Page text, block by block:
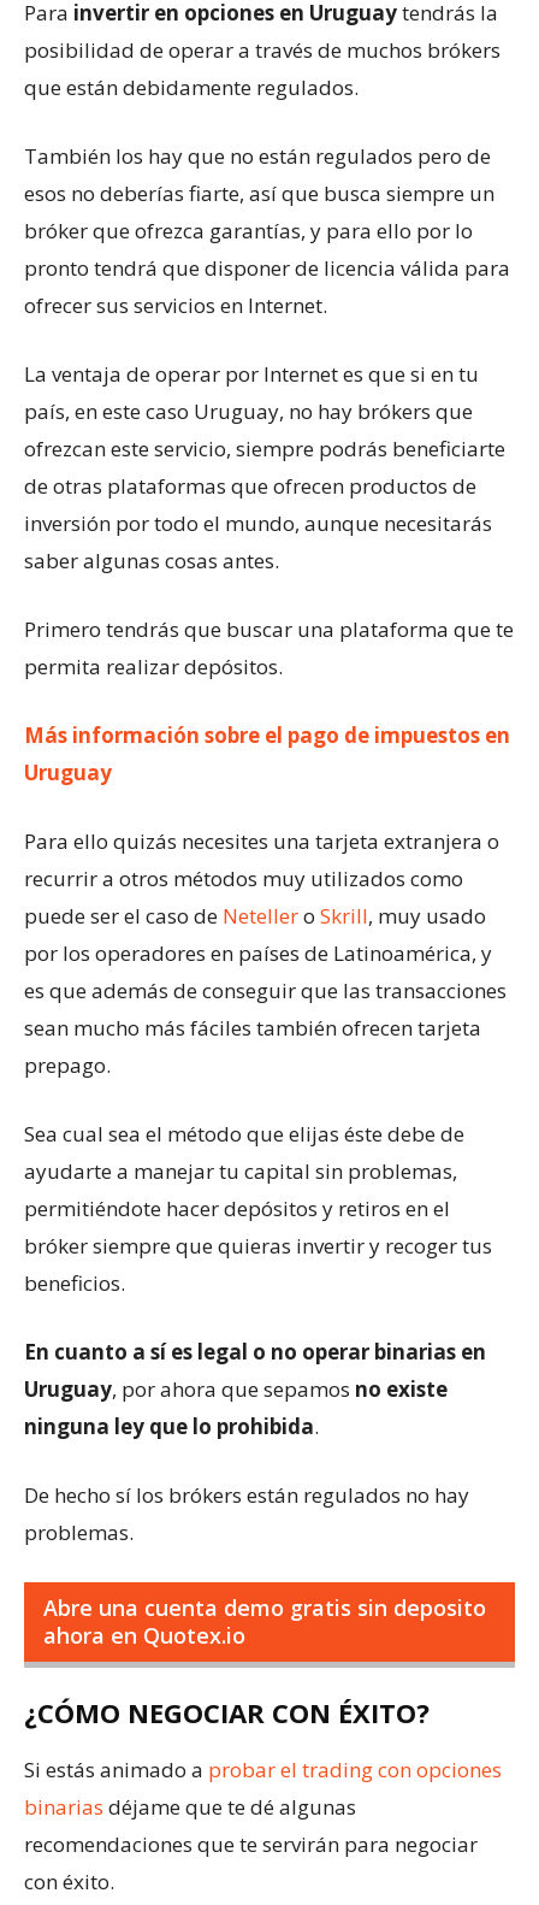
Para invertir en opciones en Uruguaytendrás la
posibilidad de operar a través de muchos brókers
que están debidamente regulados.
También los hay que no están regulados pero de
esos no deberías fiarte, así que busca siempre un
bróker que ofrezca garantías, y para ello por lo
pronto tendrá que disponer de licencia válida para
ofrecer sus servicios en Internet.
La ventaja de operar por Internet es que si en tu
país, en este caso Uruguay, no hay brókers que
ofrezcan este servicio, siempre podrás beneficiarte
de otras plataformas que ofrecen productos de
inversión por todo el mundo, aunque necesitarás
saber algunas cosas antes.
Primero tendrás que buscar una plataforma que te
permita realizar depósitos.
Más información sobre el pago de impuestos en
Uruguay
Para ello quizás necesites una tarjeta extranjera o
recurrir a otros métodos muy utilizados como
puede ser el caso de Netellero Skrill, muy usado
por los operadores en países de Latinoamérica, y
es que además de conseguir que las transacciones
sean mucho más fáciles también ofrecen tarjeta
prepago.
Sea cual sea el método que elijas éste debe de
ayudarte a manejar tu capital sin problemas,
permitiéndote hacer depósitos y retiros en el
bróker siempre que quieras invertir y recoger tus
beneficios.
En cuanto a sí es legal o no operar binarias en
Uruguay, por ahora que sepamos no existe
ninguna ley que lo prohibida.
De hecho sí los brókers están regulados no hay
problemas.
Abre una cuenta demo gratis sin deposito
ahora en Quotex.io
¿CÓMO NEGOCIAR CON ÉXITO?
Si estás animado a probar el trading con opciones
binarias déjame que te dé algunas
recomendaciones que te servirán para negociar
con éxito.